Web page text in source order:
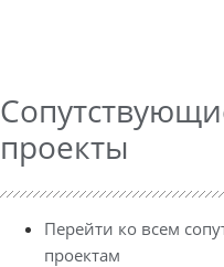
проекты
Перейти ко всем
проектам